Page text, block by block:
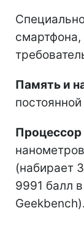
Память и
Процессор
(набирает
9991 балл
Geekbench).